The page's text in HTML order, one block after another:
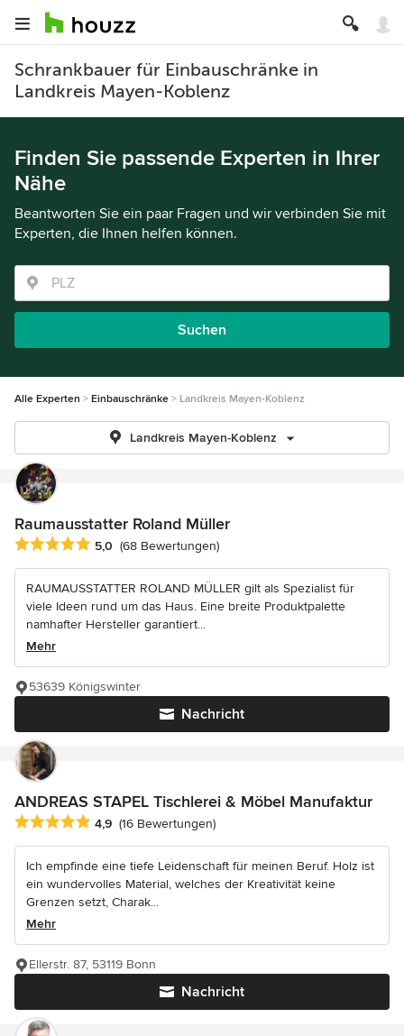
Schrankbauer für Einbauschränke in
Landkreis Mayen-Koblenz
Finden Sie passende Experten in Ihrer
Nähe
Beantworten Sie ein paar Fragen und wir verbinden Sie mit
Experten, die Ihnen helfen können.
Suchen
Alle Experten Einbauschränke Landkreis Mayen-Koblenz
Landkreis Mayen-Koblenz
Raumausstatter Roland Müller
Durchschnittliche Bewertung: 5 von 5 Sternen
5,0 (68 Bewertungen)
RAUMAUSSTATTER ROLAND MÜLLER gilt als Spezialist für
viele Ideen rund um das Haus. Eine breite Produktpalette
namhafter Hersteller garantiert...
Mehr
Nachricht
53639 Königswinter
ANDREAS STAPEL Tischlerei & Möbel Manufaktur
Durchschnittliche Bewertung: 4.9 von 5 Sternen
4,9 (16 Bewertungen)
Ich empfinde eine tiefe Leidenschaft für meinen Beruf. Holz ist
ein wundervolles Material, welches der Kreativität keine
Grenzen setzt, Charak...
Mehr
Nachricht
Ellerstr. 87, 53119 Bonn